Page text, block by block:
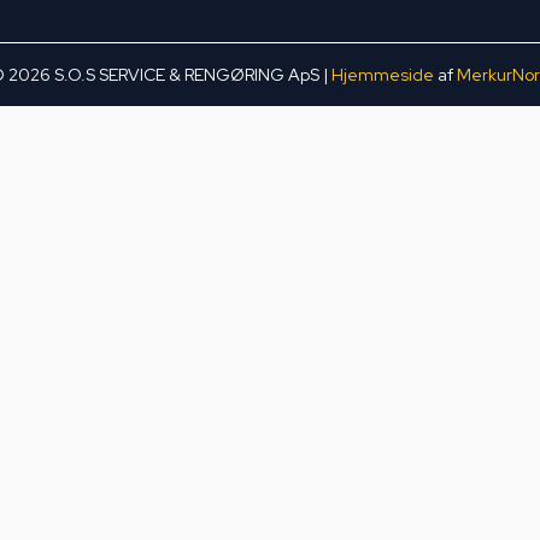
S.O.S SERVICE & RENGØRING ApS | Hjemmeside af